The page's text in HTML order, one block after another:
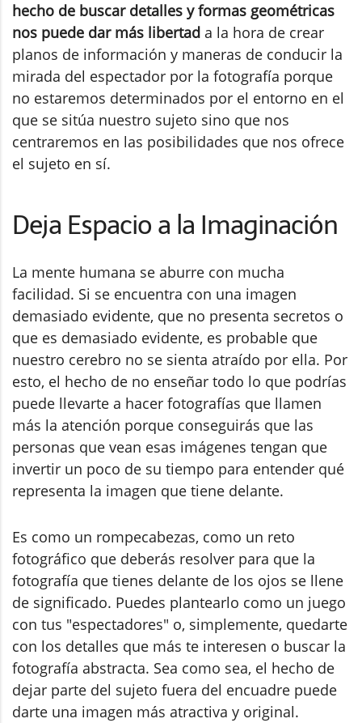
hecho de buscar detalles y formas geométricas
nos puede dar más libertad a la hora de crear
planos de información y maneras de conducir la
mirada del espectador por la fotografía porque
no estaremos determinados por el entorno en el
que se sitúa nuestro sujeto sino que nos
centraremos en las posibilidades que nos ofrece
el sujeto en sí.
Deja Espacio a la Imaginación
La mente humana se aburre con mucha
facilidad. Si se encuentra con una imagen
demasiado evidente, que no presenta secretos o
que es demasiado evidente, es probable que
nuestro cerebro no se sienta atraído por ella. Por
esto, el hecho de no enseñar todo lo que podrías
puede llevarte a hacer fotografías que llamen
más la atención porque conseguirás que las
personas que vean esas imágenes tengan que
invertir un poco de su tiempo para entender qué
representa la imagen que tiene delante.
Es como un rompecabezas, como un reto
fotográfico que deberás resolver para que la
fotografía que tienes delante de los ojos se llene
de significado. Puedes plantearlo como un juego
con tus "espectadores" o, simplemente, quedarte
con los detalles que más te interesen o buscar la
fotografía abstracta. Sea como sea, el hecho de
dejar parte del sujeto fuera del encuadre puede
darte una imagen más atractiva y original.